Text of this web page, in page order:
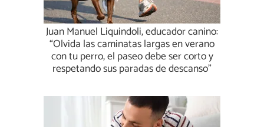
Juan Manuel Liquindoli, educador canino:
“Olvida las caminatas largas en verano
con tu perro, el paseo debe ser corto y
respetando sus paradas de descanso”